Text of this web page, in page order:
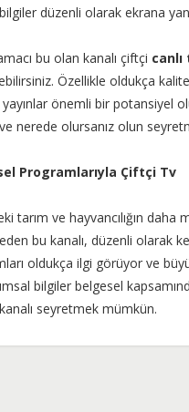
düzenli olarak ekrana
bu olan kanalı çiftçi canlı
Özellikle oldukça
önemli bir potansiyel
nerede olursanız olun
Programlarıyla Çiftçi Tv
tarım ve hayvancılığın
bu kanalı, düzenli olarak
oldukça ilgi görüyor ve
bilgiler belgesel
seyretmek mümkün.